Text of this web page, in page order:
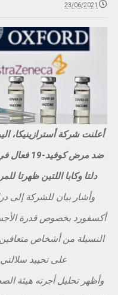
23/06/2021
أعلنت شركة أسترازينيكا،
ضد مرض
دلتا وكابا اللتين ظهرتا
وأشار بيان للشركة إلى
أكسفورد بخصوص قدرة
النسيلة من أشخاص متعافين
على تحييد سلالتي
وأظهر تحليل أجرته هيئة